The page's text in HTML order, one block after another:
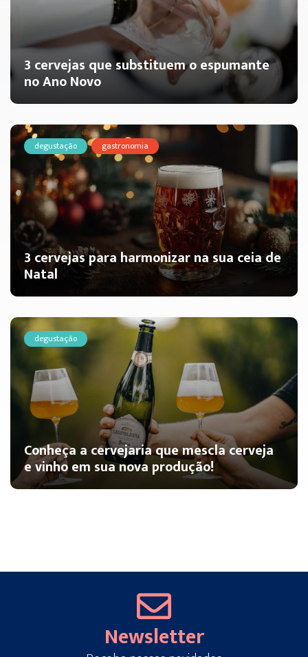
3 cervejas que substituem o espumante
no Ano Novo
degustação gastronomia
3 cervejas para harmonizar na sua ceia de
Natal
degustação
Conheça a cervejaria que mescla cerveja
e vinho em sua nova produção!
Newsletter